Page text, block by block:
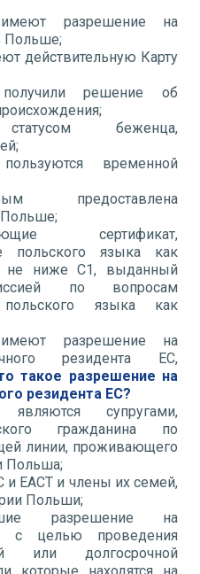
разрешение на
Польше;
действительную Карту
решение об
беженца,
временной
предоставлена
Польше;
сертификат,
польского языка как
не ниже С1, выданный
по вопросам
языка как
разрешение на
резидента ЕС,
такое разрешение на
резидента ЕС?
супругами,
гражданина по
линии, проживающего
Польша;
и ЕАСТ и члены их семей,
Польши;
разрешение на
с целью проведения
или долгосрочной